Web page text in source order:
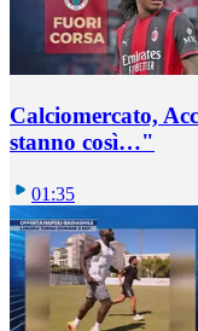
Calciomercato,
stanno così…"
01:35